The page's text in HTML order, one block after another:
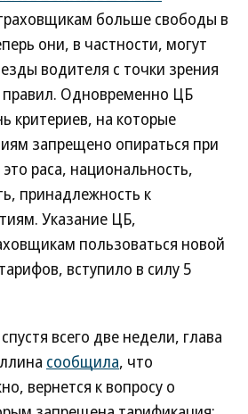
больше свободы в
они, в частности, могут
водителя с точки зрения
правил. Одновременно ЦБ
критериев, на которые
запрещено опираться при
раса, национальность,
принадлежность к
Указание ЦБ,
пользоваться новой
вступило в силу 5
всего две недели, глава
сообщила, что
вернется к вопросу о